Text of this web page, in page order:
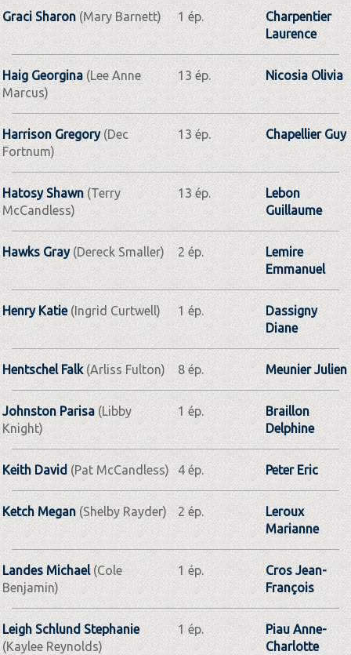
Graci Sharon(Mary Barnett) 1 ép.
Charpentier
Laurence
Haig Georgina(Lee Anne
Marcus)
13 ép. Nicosia Olivia
Harrison Gregory(Dec
Fortnum)
13 ép. Chapellier Guy
Hatosy Shawn(Terry
McCandless)
13 ép.
Lebon
Guillaume
Hawks Gray(Dereck Smaller) 2 ép.
Lemire
Emmanuel
Henry Katie(Ingrid Curtwell) 1 ép.
Dassigny
Diane
Hentschel Falk(Arliss Fulton) 8 ép. Meunier Julien
Johnston Parisa(Libby
Knight)
1 ép.
Braillon
Delphine
Keith David (Pat McCandless) 4 ép. Peter Eric
Ketch Megan(Shelby Rayder) 2 ép.
Leroux
Marianne
Landes Michael (Cole
Benjamin)
1 ép.
Cros Jean-
François
Leigh Schlund Stephanie
(Kaylee Reynolds)
1 ép.
Piau Anne-
Charlotte